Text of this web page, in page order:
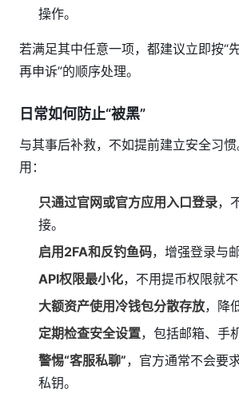
操作。
若满足其中任意一项，都建议立即按“
再申诉”的顺序处理。
日常如何防止“被黑”
与其事后补救，不如提前建立安全习
用：
只通过官网或官方应用入口登录，
接。
启用2FA和反钓鱼码，增强登录与
API权限最小化，不用提币权限就不
大额资产使用冷钱包分散存放，降
定期检查安全设置，包括邮箱、手
警惕“客服私聊”，官方通常不会要
私钥。